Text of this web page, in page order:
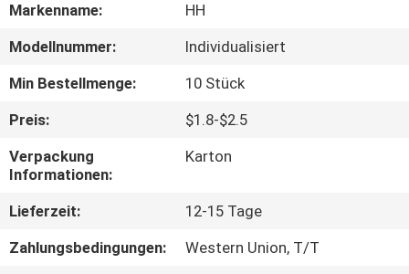
UNS
FABRIK-
AUSFLUG
QUALITÄTSKONTROLLE
Markenname:
HH
Modellnummer:
Individualisiert
Min Bestellmenge:
10 Stück
Preis:
$1.8-$2.5
Verpackung
Informationen:
Karton
Lieferzeit:
12-15 Tage
Zahlungsbedingungen:
Western Union, T/T